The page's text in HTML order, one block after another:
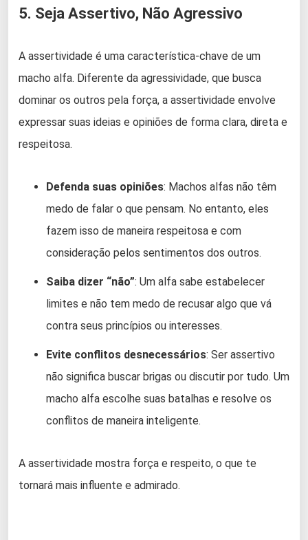
5. Seja Assertivo, Não Agressivo
A assertividade é uma característica-chave de um
macho alfa. Diferente da agressividade, que busca
dominar os outros pela força, a assertividade envolve
expressar suas ideias e opiniões de forma clara, direta e
respeitosa.
Defenda suas opiniões: Machos alfas não têm
medo de falar o que pensam. No entanto, eles
fazem isso de maneira respeitosa e com
consideração pelos sentimentos dos outros.
Saiba dizer “não”: Um alfa sabe estabelecer
limites e não tem medo de recusar algo que vá
contra seus princípios ou interesses.
Evite conflitos desnecessários: Ser assertivo
não significa buscar brigas ou discutir por tudo. Um
macho alfa escolhe suas batalhas e resolve os
conflitos de maneira inteligente.
A assertividade mostra força e respeito, o que te
tornará mais influente e admirado.